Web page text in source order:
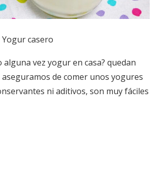
casero
alguna vez yogur en casa? quedan
de comer unos yogures
ni aditivos, son muy fáciles